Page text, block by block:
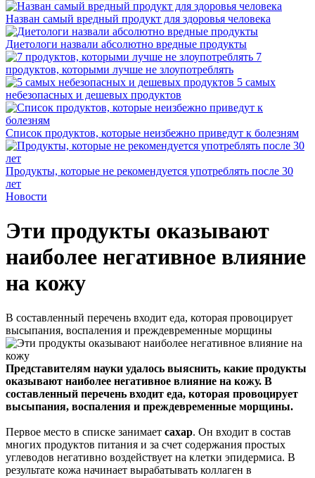
Назван самый вредный продукт для здоровья человека
Диетологи назвали абсолютно вредные продукты
7
продуктов, которыми лучше не злоупотреблять
5 самых
небезопасных и дешевых продуктов
Список продуктов, которые неизбежно приведут к болезням
Продукты, которые не рекомендуется употреблять после 30
лет
Новости
Эти продукты оказывают
наиболее негативное влияние
на кожу
В составленный перечень входит еда, которая провоцирует
высыпания, воспаления и преждевременные морщины
Представителям науки удалось выяснить, какие продукты
оказывают наиболее негативное влияние на кожу. В
составленный перечень входит еда, которая провоцирует
высыпания, воспаления и преждевременные морщины.
Первое место в списке занимает сахар. Он входит в состав
многих продуктов питания и за счет содержания простых
углеводов негативно воздействует на клетки эпидермиса. В
результате кожа начинает вырабатывать коллаген в